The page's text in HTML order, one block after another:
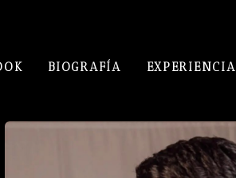
BIOGRAFÍA EXPERIENCIA